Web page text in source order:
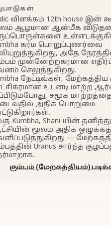
விளக்கம் 12th house இன்
ஆழமான ஆன்மீக
கர்ம பொறுப்புணர்வை
அதே
முன்னேற்றகரமான
செலுத்துகிறது.
நேட்டிவ்கள்,
உடனடி மாற்ற
சமூக
அதிக பொறுமை
Kumbha, Shani-யின்
மூலம் அதிக
—
Uranus சார்ந்த
கும்பம் (மேற்கத்தியம்)